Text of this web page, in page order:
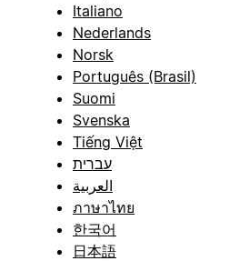
Italiano
Nederlands
Norsk
Português (Brasil)
Suomi
Svenska
Tiếng Việt
עברית
العربية
ภาษาไทย
한국어
日本語